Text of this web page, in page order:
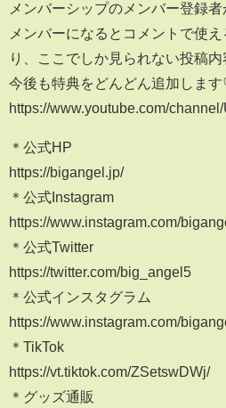
メンバーシップのメンバー登録
メンバーになるとコメントで使
り、ここでしか見られない投稿
今後も特典をどんどん追加しま
https://www.youtube.com/
＊公式HP
https://bigangel.jp/
＊公式Instagram
https://www.instagram.com/
＊公式Twitter
https://twitter.com/big_angel5
＊公式インスタグラム
https://www.instagram.com/
＊TikTok
https://vt.tiktok.com/ZSetswDWj/
＊グッズ通販